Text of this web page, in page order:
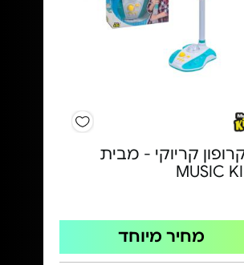
קריוקי - מבית
MUSIC
מחיר מיוחד